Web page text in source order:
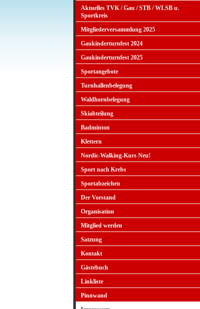
Aktuelles TVK / Gau / STB / WLSB u.
Sportkreis
Mitgliederversammlung 2025
Gaukinderturnfest 2024
Gaukinderturnfest 2025
Sportangebote
Turnhallenbelegung
Waldhornbelegung
Skiabteilung
Badminton
Klettern
Nordic-Walking-Kurs Neu!
Sport nach Krebs
Sportabzeichen
Der Vorstand
Organisation
Mitglied werden
Satzung
Kontakt
Gästebuch
Linkliste
Pinnwand